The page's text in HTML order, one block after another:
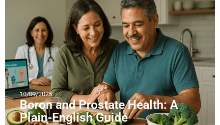
10/09/2025
Boron and Prostate Health: A
Plain-English Guide